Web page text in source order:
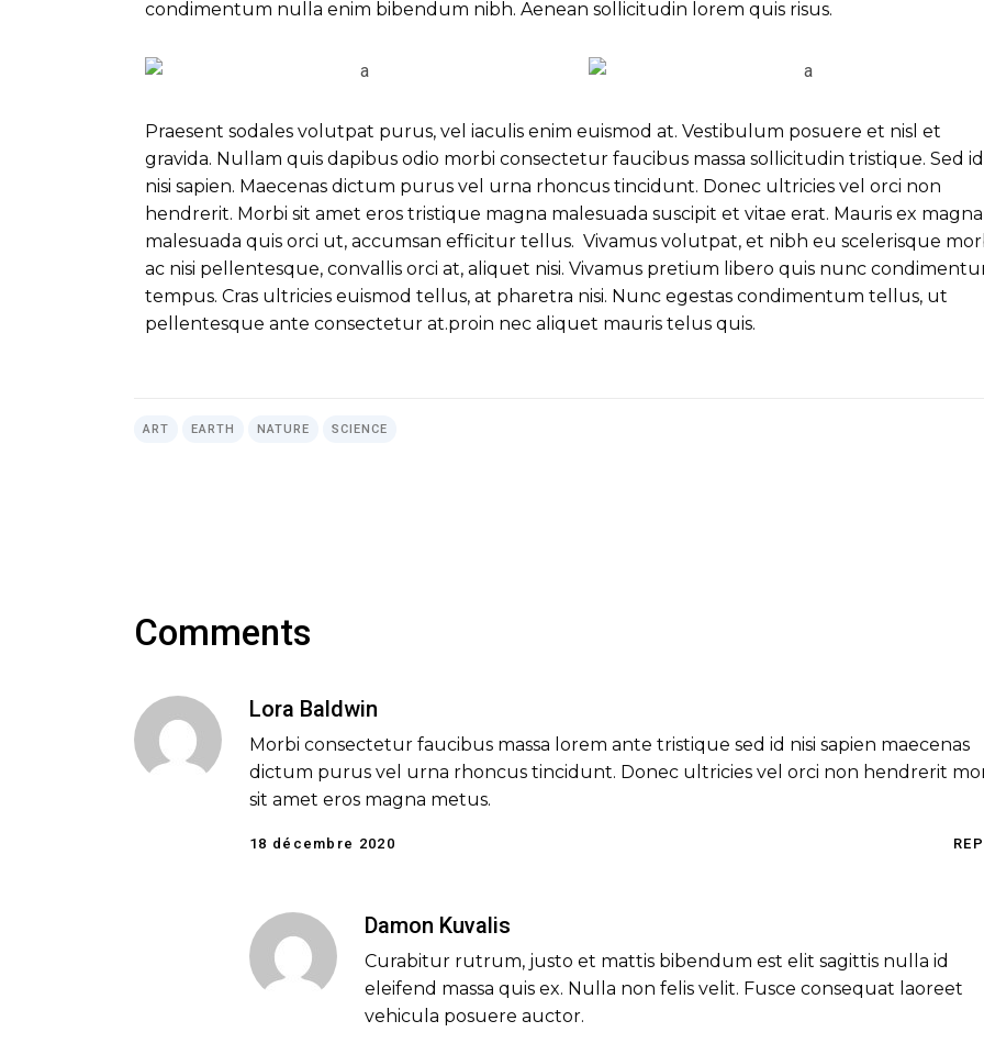
condimentum nulla enim bibendum nibh. Aenean sollicitudin lorem quis risus.
Praesent sodales volutpat purus, vel iaculis enim euismod at. Vestibulum posuere et nisl et
gravida. Nullam quis dapibus odio morbi consectetur faucibus massa sollicitudin tristique. Sed id
nisi sapien. Maecenas dictum purus vel urna rhoncus tincidunt. Donec ultricies vel orci non
hendrerit. Morbi sit amet eros tristique magna malesuada suscipit et vitae erat. Mauris ex
malesuada quis orci ut, accumsan efficitur tellus. Vivamus volutpat, et nibh eu scelerisque
ac nisi pellentesque, convallis orci at, aliquet nisi. Vivamus pretium libero quis nunc
tempus. Cras ultricies euismod tellus, at pharetra nisi. Nunc egestas condimentum tellus, ut
pellentesque ante consectetur at.proin nec aliquet mauris telus quis.
ART EARTH NATURE SCIENCE
Comments
Lora Baldwin
Morbi consectetur faucibus massa lorem ante tristique sed id nisi sapien maecenas
dictum purus vel urna rhoncus tincidunt. Donec ultricies vel orci non hendrerit
sit amet eros magna metus.
18 décembre 2020
Damon Kuvalis
Curabitur rutrum, justo et mattis bibendum est elit sagittis nulla id
eleifend massa quis ex. Nulla non felis velit. Fusce consequat laoreet
vehicula posuere auctor.